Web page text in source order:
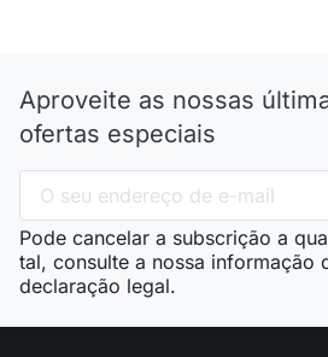
Aproveite as nossas
ofertas especiais
Pode cancelar a subscrição a
tal, consulte a nossa informação
declaração legal.